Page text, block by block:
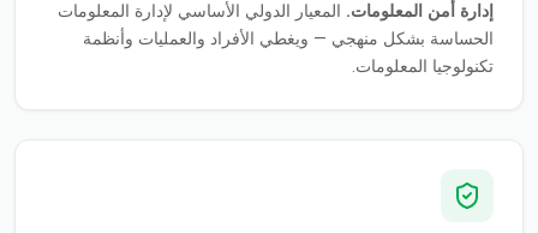
إدارة أمن المعلومات. المعيار الدولي الأساسي لإدارة المعلومات
الحساسة بشكل منهجي — ويغطي الأفراد والعمليات وأنظمة
تكنولوجيا المعلومات.